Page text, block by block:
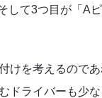
て3つ目が「A
けを考えるので
ドライバーも少